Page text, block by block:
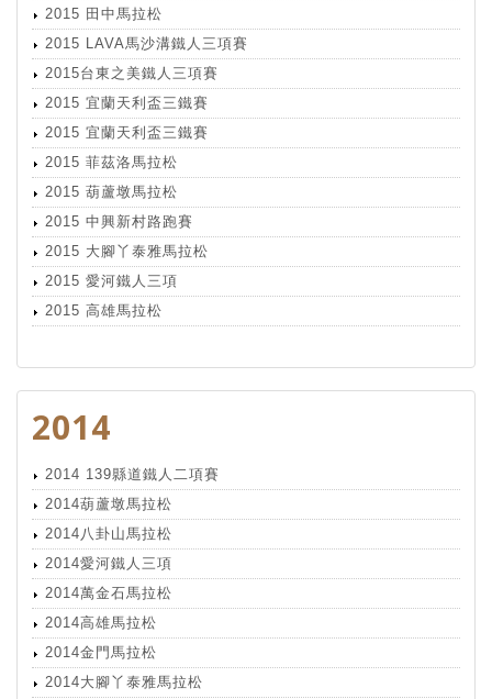
2015 田中馬拉松
2015 LAVA馬沙溝鐵人三項賽
2015台東之美鐵人三項賽
2015 宜蘭天利盃三鐵賽
2015 宜蘭天利盃三鐵賽
2015 菲茲洛馬拉松
2015 葫蘆墩馬拉松
2015 中興新村路跑賽
2015 大腳丫泰雅馬拉松
2015 愛河鐵人三項
2015 高雄馬拉松
2014
2014 139縣道鐵人二項賽
2014葫蘆墩馬拉松
2014八卦山馬拉松
2014愛河鐵人三項
2014萬金石馬拉松
2014高雄馬拉松
2014金門馬拉松
2014大腳丫泰雅馬拉松